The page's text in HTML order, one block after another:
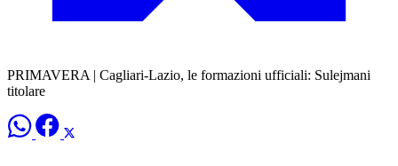
PRIMAVERA | Cagliari-Lazio, le formazioni ufficiali: Sulejmani
titolare